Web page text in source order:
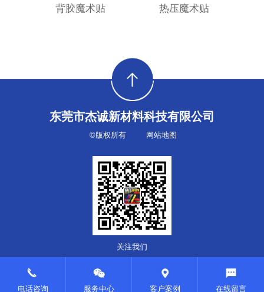
背胶魔术贴 热压魔术贴
东莞市杰诚新材料科技有限公司
©版权所有 网站地图
关注我们
电话咨询 服务中心 客户案例 在线留言